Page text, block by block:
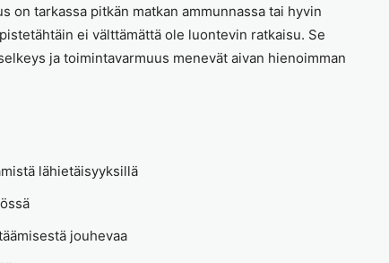
on tarkassa pitkän matkan ammunnassa tai hyvin
ei välttämättä ole luontevin ratkaisu. Se
ja toimintavarmuus menevät aivan hienoimman
lähietäisyyksillä
jouhevaa